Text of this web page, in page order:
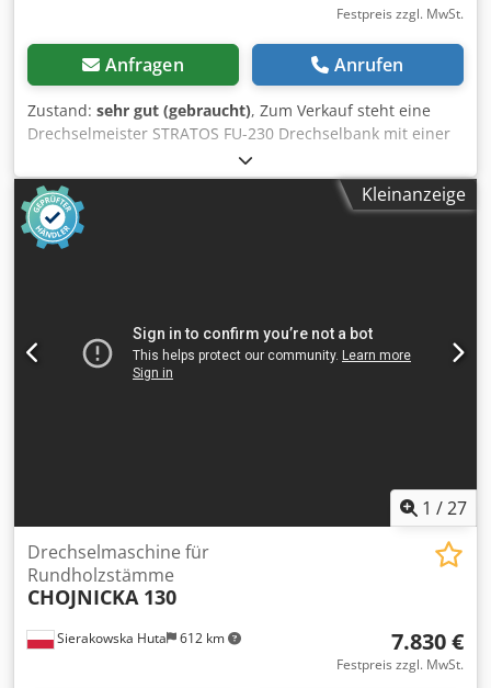
Drehmaschine, Drehbank, Drechselbank, Drechseln,
R-A0117
Festpreis zzgl. MwSt.
Anfragen Anrufen
Zustand: sehr gut (gebraucht), Zum Verkauf steht eine
Drechselmeister STRATOS FU-230 Drechselbank mit einer
Spitzenweite von ca. 700 mm. Die Gebrauchtmaschine
befindet sich in einem sehr guten Zustand. Technische
Daten: - Spitzenhöhe 230 mm - Spitzenweite ca. 700 mm
(erweiterbar!) - Spindelstock dreh- und verschiebbar -
stufenlose Drehzahlregelung - Spindelanschluss M33x3,5
begutachtet werden. Zwischenverkauf vorbehalten!
Verwandte Begriffe: Drechselmaschine, Drehmaschine,
Drehbank, Drechselbank, Drechseln, Drechselmesser,
Kleinanzeige
1 /27
Sierakowska Huta 612 km
Drechselmaschine für
Rundholzstämme
CHOJNICKA 130
7.830 €
Festpreis zzgl. MwSt.